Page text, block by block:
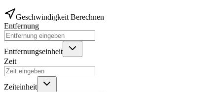
Geschwindigkeit Berechnen
Entfernung
Entfernungseinheit
Zeit
Zeiteinheit